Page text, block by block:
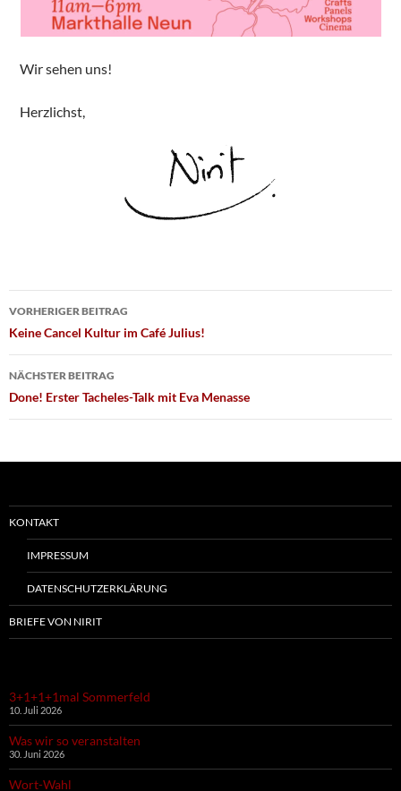
Wir sehen uns!
Herzlichst,
Beitragsnavigation
VORHERIGER BEITRAG
Keine Cancel Kultur im Café Julius!
NÄCHSTER BEITRAG
Done! Erster Tacheles-Talk mit Eva Menasse
KONTAKT
IMPRESSUM
DATENSCHUTZERKLÄRUNG
BRIEFE VON NIRIT
3+1+1+1mal Sommerfeld
10. Juli 2026
Was wir so veranstalten
30. Juni 2026
Wort-Wahl